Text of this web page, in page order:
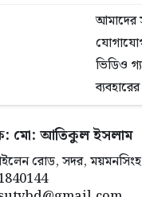
আমাদের
ভিডিও
মো: আতিকুল ইসলাম
রোড, সদর, ময়মনসিংহ